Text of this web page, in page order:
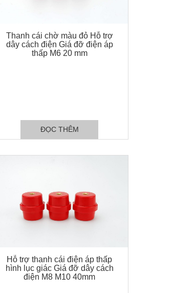
Thanh cái chờ màu đỏ Hỗ trợ
dây cách điện Giá đỡ điện áp
thấp M6 20 mm
ĐỌC THÊM
Hỗ trợ thanh cái điện áp thấp
hình lục giác Giá đỡ dây cách
điện M8 M10 40mm